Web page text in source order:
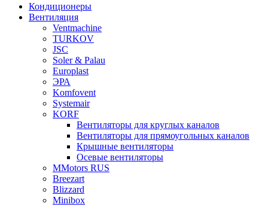
Кондиционеры
Вентиляция
Ventmachine
TURKOV
JSC
Soler & Palau
Europlast
ЭРА
Komfovent
Systemair
KORF
Вентиляторы для круглых каналов
Вентиляторы для прямоугольных каналов
Крышные вентиляторы
Осевые вентиляторы
MMotors RUS
Breezart
Blizzard
Minibox